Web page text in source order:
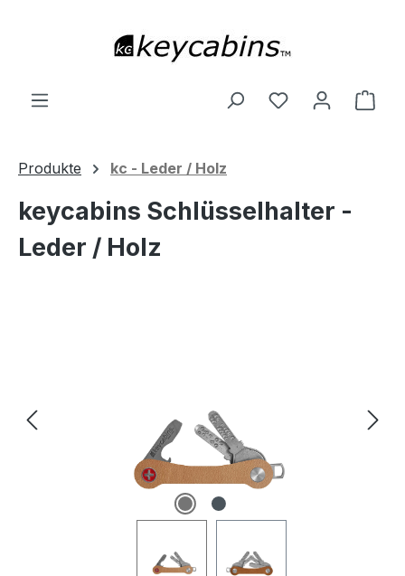
Du hast 0
Produkte kc - Leder / Holz
keycabins Schlüsselhalter -
Leder / Holz